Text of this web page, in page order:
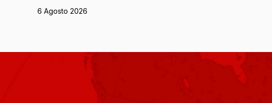
6 Agosto 2026